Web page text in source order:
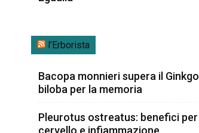
l’Erborista
Bacopa monnieri supera il Ginkgo
biloba per la memoria
Pleurotus ostreatus: benefici per
cervello e infiammazione